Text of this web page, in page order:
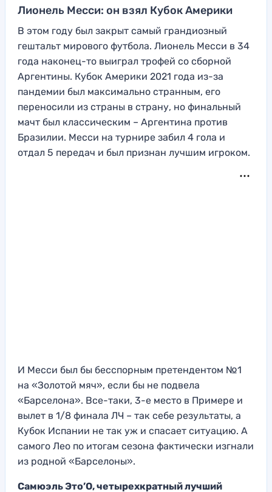
Лионель Месси: он взял Кубок Америки
В этом году был закрыт самый грандиозный
гештальт мирового футбола. Лионель Месси в 34
года наконец-то выиграл трофей со сборной
Аргентины. Кубок Америки 2021 года из-за
пандемии был максимально странным, его
переносили из страны в страну, но финальный
мачт был классическим – Аргентина против
Бразилии. Месси на турнире забил 4 гола и
отдал 5 передач и был признан лучшим игроком.
И Месси был бы бесспорным претендентом №1
на «Золотой мяч», если бы не подвела
«Барселона». Все-таки, 3-е место в Примере и
вылет в 1/8 финала ЛЧ – так себе результаты, а
Кубок Испании не так уж и спасает ситуацию. А
самого Лео по итогам сезона фактически изгнали
из родной «Барселоны».
Самюэль Это’О, четырехкратный лучший